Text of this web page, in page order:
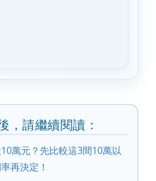
，請繼續閱讀：
萬元？先比較這3間10萬以
再決定！